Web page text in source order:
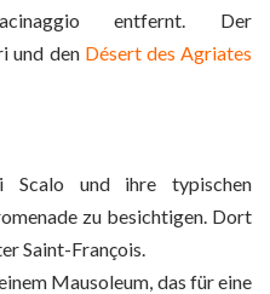
entfernt. Der
und den Désert des Agriates
und ihre typischen
zu besichtigen. Dort
Saint-François.
Mausoleum, das für eine